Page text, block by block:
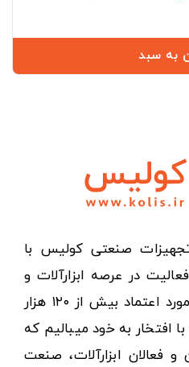
به سبد
تجهیزات صنعتی کولیس با
به ۱۰ سال فعالیت در عرصه ابزارآلات و
کالاهای صنعتی توانسته مورد اعتماد بیش از ۱۲۰ هزار
با افتخار به خود میبالیم که
و فعالان ابزارآلات، صنعت